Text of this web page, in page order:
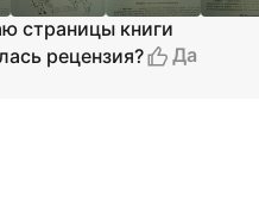
страницы книги
рецензия?
Да